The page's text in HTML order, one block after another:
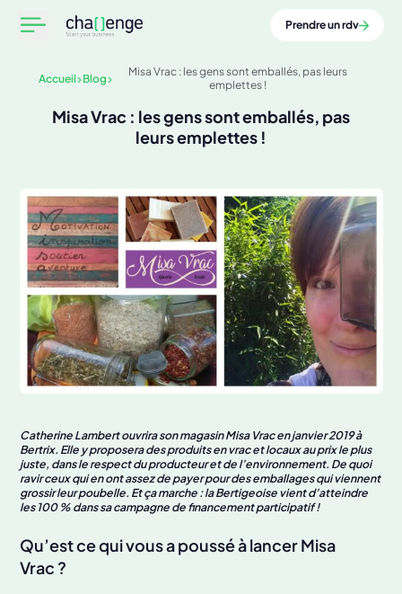
Prendre un rdv
Accueil Blog
Misa Vrac : les gens sont emballés, pas leurs
emplettes !
Misa Vrac : les gens sont emballés, pas
leurs emplettes !
Catherine Lambert ouvrira son magasin Misa Vrac en janvier 2019 à
Bertrix. Elle y proposera des produits en vrac et locaux au prix le plus
juste, dans le respect du producteur et de l’environnement. De quoi
ravir ceux qui en ont assez de payer pour des emballages qui viennent
grossir leur poubelle. Et ça marche : la Bertigeoise vient d’atteindre
les 100 % dans sa campagne de financement participatif !
Qu’est ce qui vous a poussé à lancer Misa
Vrac ?